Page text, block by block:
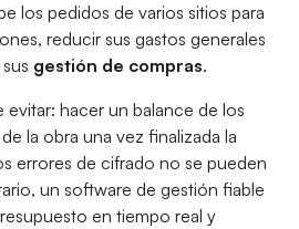
los pedidos de varios sitios para
reducir sus gastos generales
gestión de compras.
evitar: hacer un balance de los
la obra una vez finalizada la
errores de cifrado no se pueden
un software de gestión fiable
en tiempo real y